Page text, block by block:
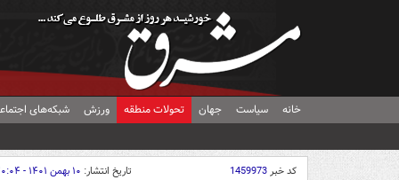
خانه سیاست جهان تحولات منطقه ورزش شبکه‌های
کد خبر1459973 تاریخ انتشار: ۱۰ بهمن ۱۴۰۱ - ۲۰:۰۴